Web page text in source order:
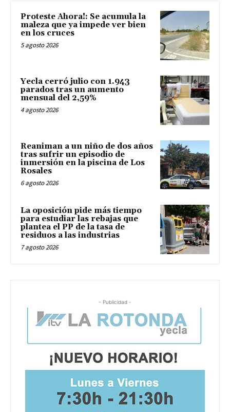
Proteste Ahora!: Se acumula la
maleza que ya impede ver bien
en los cruces
5 agosto 2026
Yecla cerró julio con 1.943
parados tras un aumento
mensual del 2,59%
4 agosto 2026
Reaniman a un niño de dos años
tras sufrir un episodio de
inmersión en la piscina de Los
Rosales
6 agosto 2026
La oposición pide más tiempo
para estudiar las rebajas que
plantea el PP de la tasa de
residuos a las industrias
7 agosto 2026
- Publicidad -